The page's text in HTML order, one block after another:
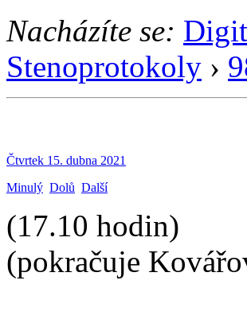
Nacházíte se:
Stenoprotokoly ›
Čtvrtek 15. dubna 2021
Minulý Dolů Další
(17.10 hodin)
(pokračuje